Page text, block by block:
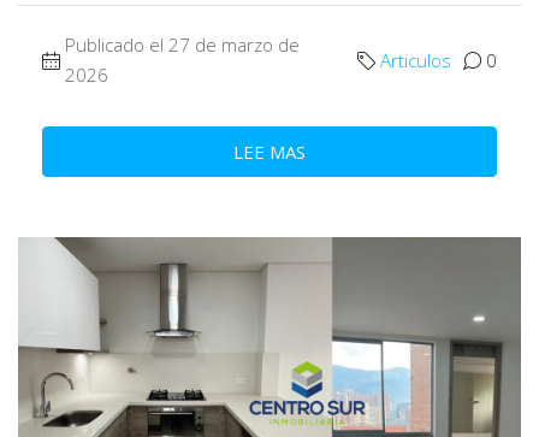
Publicado el 27 de marzo de
2026
Articulos 0
LEE MAS